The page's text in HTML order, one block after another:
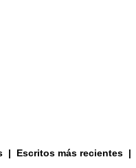
| Escritos más recientes |